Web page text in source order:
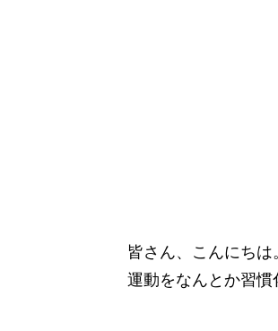
皆さん、こんにちは
運動をなんとか習慣